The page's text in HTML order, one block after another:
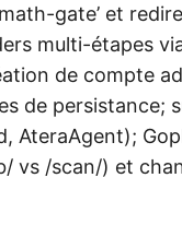
gate’ et
multi-étapes
de compte
de persistance;
AteraAgent);
vs /scan/) et